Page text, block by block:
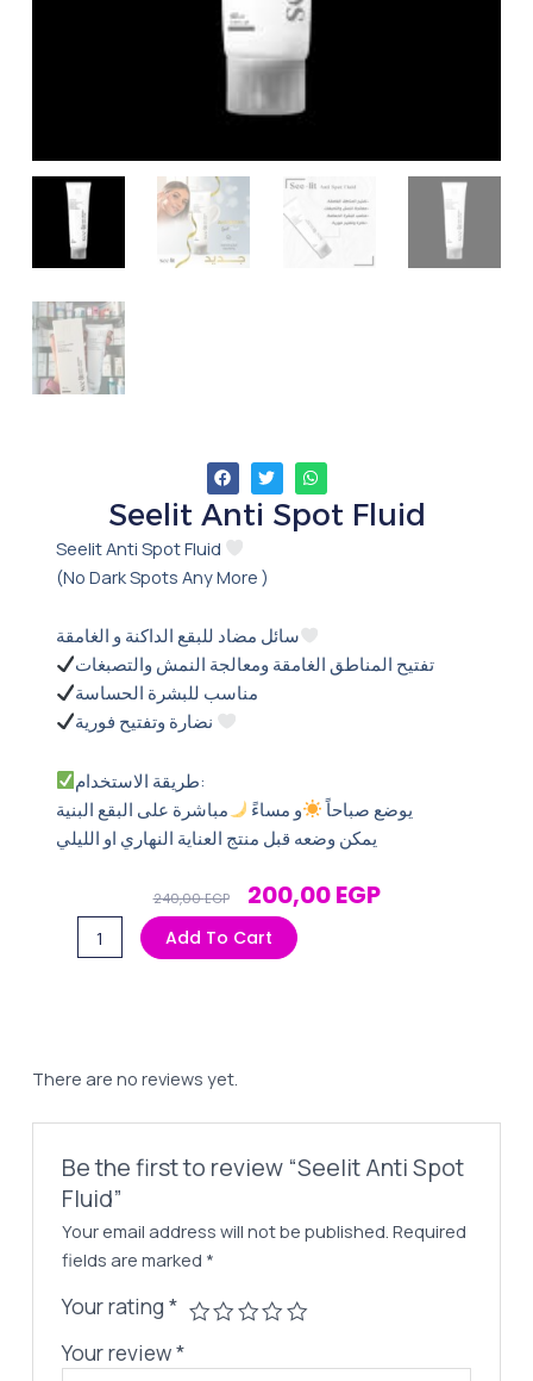
‏Seelit Anti Spot Fluid
‏Seelit Anti Spot Fluid
‏(No Dark Spots Any More )
سائل مضاد للبقع الداكنة و الغامقة
تفتيح المناطق الغامقة ومعالجة النمش والتصبغات
مناسب للبشرة الحساسة
طريقة الاستخدام:
يوضع صباحاً
و مساءً
مباشرة على البقع البنية
يمكن وضعه قبل منتج العناية النهاري او الليلي
240,00EGP Original
Price
Was:
200,00EGPCurrent
Add To Cart
There are no reviews yet.
Be the first to review “‏Seelit Anti Spot
Fluid”
Your email address will not be published. Required
fields are marked *
Your rating*
Your review*